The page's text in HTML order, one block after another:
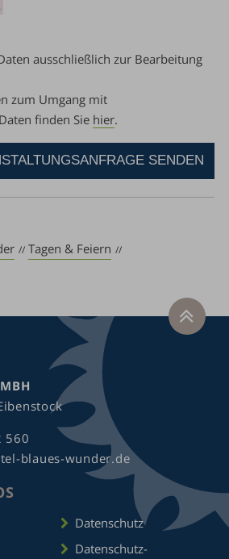
ausschließlich zur Bearbeitung
zum Umgang mit
finden Sie hier.
SENDEN
Tagen & Feiern
560
blaues-wunder.de
Datenschutz
Datenschutz­